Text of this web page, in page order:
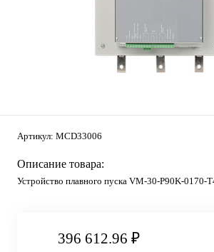
Артикул: MCD33006
Описание товара:
Устройство плавного пуска VM-30-P90K-0170-
396 612.96 ₽